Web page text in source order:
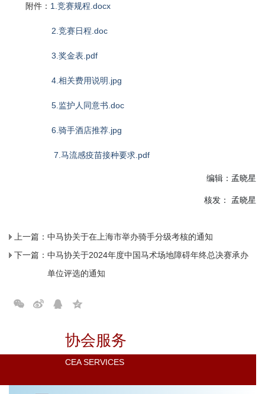
协会服务
CEA SERVICES
附件： 1.竞赛规程.docx
2.竞赛日程.doc
3.奖金表.pdf
4.相关费用说明.jpg
5.监护人同意书.doc
6.骑手酒店推荐.jpg
7.马流感疫苗接种要求.pdf
编辑：孟晓星
核发： 孟晓星
上一篇： 中马协关于在上海市举办骑手分级考核的通知
下一篇： 中马协关于2024年度中国马术场地障碍年终总决赛承办
单位评选的通知